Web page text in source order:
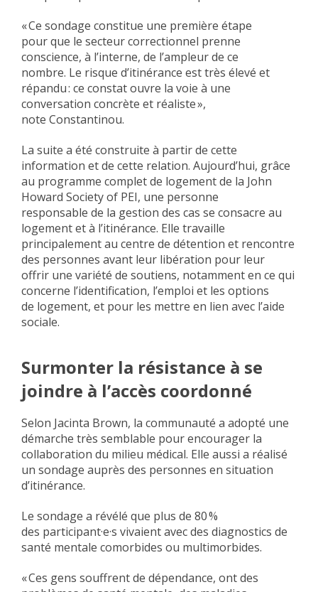
« Ce sondage constitue une première étape
pour que le secteur correctionnel prenne
conscience, à l’interne, de l’ampleur de ce
nombre. Le risque d’itinérance est très élevé et
répandu : ce constat ouvre la voie à une
conversation concrète et réaliste »,
note Constantinou.
La suite a été construite à partir de cette
information et de cette relation. Aujourd’hui, grâce
au programme complet de logement de la John
Howard Society of PEI, une personne
responsable de la gestion des cas se consacre au
logement et à l’itinérance. Elle travaille
principalement au centre de détention et rencontre
des personnes avant leur libération pour leur
offrir une variété de soutiens, notamment en ce qui
concerne l’identification, l’emploi et les options
de logement, et pour les mettre en lien avec l’aide
sociale.
Surmonter la résistance à se
joindre à l’accès coordonné
Selon Jacinta Brown, la communauté a adopté une
démarche très semblable pour encourager la
collaboration du milieu médical. Elle aussi a réalisé
un sondage auprès des personnes en situation
d’itinérance.
Le sondage a révélé que plus de 80 %
des participant·e·s vivaient avec des diagnostics de
santé mentale comorbides ou multimorbides.
« Ces gens souffrent de dépendance, ont des